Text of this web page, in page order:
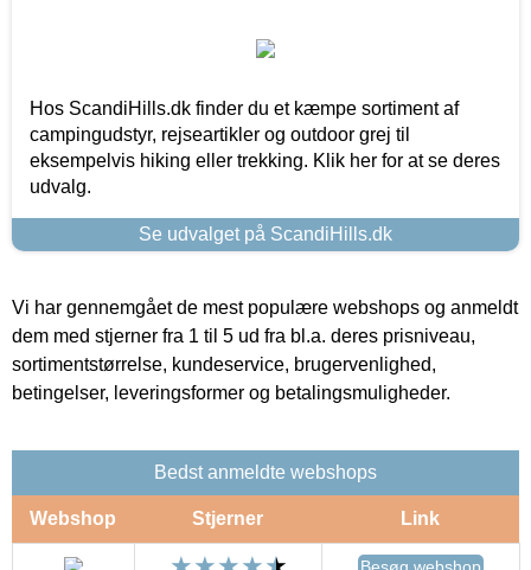
Hos ScandiHills.dk finder du et kæmpe sortiment af
campingudstyr, rejseartikler og outdoor grej til
eksempelvis hiking eller trekking. Klik her for at se deres
udvalg.
Se udvalget på ScandiHills.dk
Vi har gennemgået de mest populære webshops og anmeldt
dem med stjerner fra 1 til 5 ud fra bl.a. deres prisniveau,
sortimentstørrelse, kundeservice, brugervenlighed,
betingelser, leveringsformer og betalingsmuligheder.
Bedst anmeldte webshops
Webshop Stjerner Link